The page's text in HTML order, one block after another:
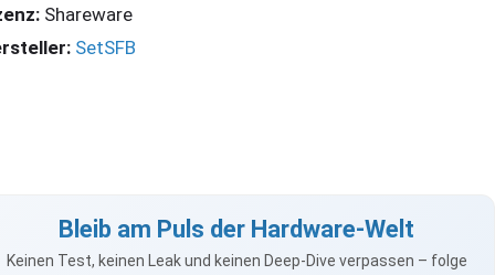
Shareware
SetSFB
Bleib am Puls der Hardware-Welt
Keinen Test, keinen Leak und keinen Deep-Dive verpassen – folge